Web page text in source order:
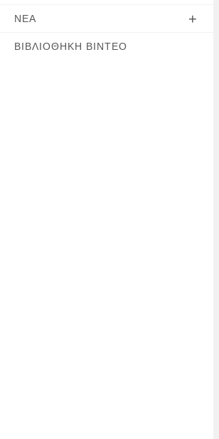
ΝΈΑ
ΒΙΒΛΙΟΘΉΚΗ ΒΊΝΤΕΟ